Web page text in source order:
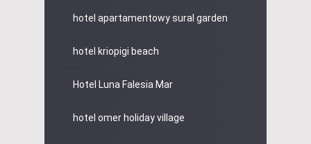
hotel apartamentowy sural garden
hotel kriopigi beach
Hotel Luna Falesia Mar
hotel omer holiday village